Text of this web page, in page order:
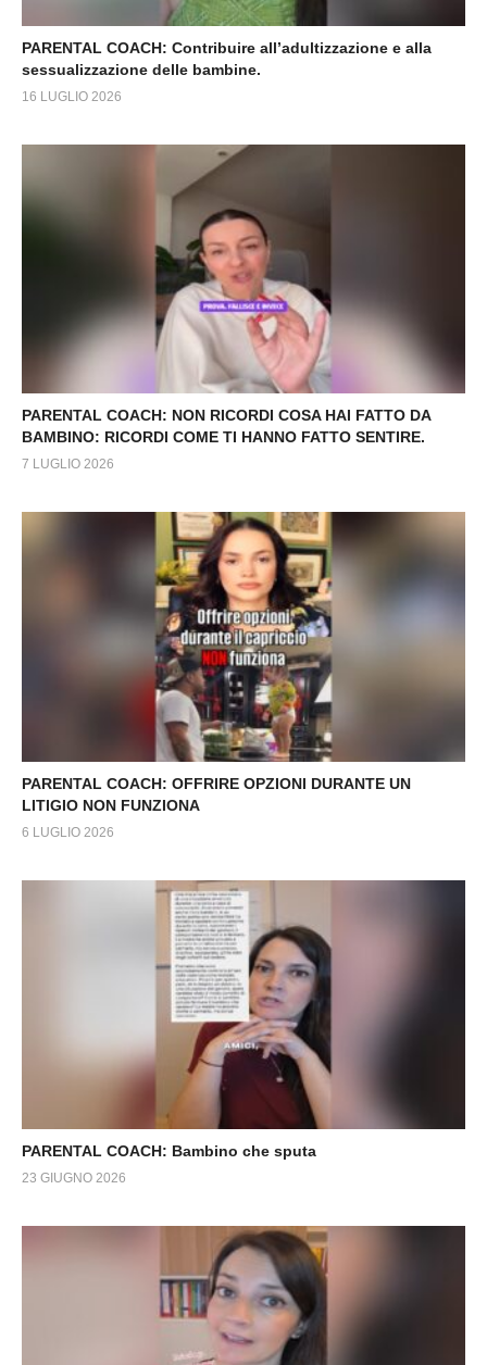
PARENTAL COACH: Contribuire all’adultizzazione e alla
sessualizzazione delle bambine.
16 LUGLIO 2026
PARENTAL COACH: NON RICORDI COSA HAI FATTO DA
BAMBINO: RICORDI COME TI HANNO FATTO SENTIRE.
7 LUGLIO 2026
PARENTAL COACH: OFFRIRE OPZIONI DURANTE UN
LITIGIO NON FUNZIONA
6 LUGLIO 2026
PARENTAL COACH: Bambino che sputa
23 GIUGNO 2026